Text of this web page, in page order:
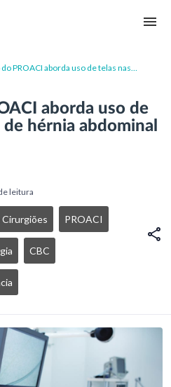
PROACI aborda uso de telas nas
aborda uso de
hérnia abdominal
leitura
PROACI
CBC